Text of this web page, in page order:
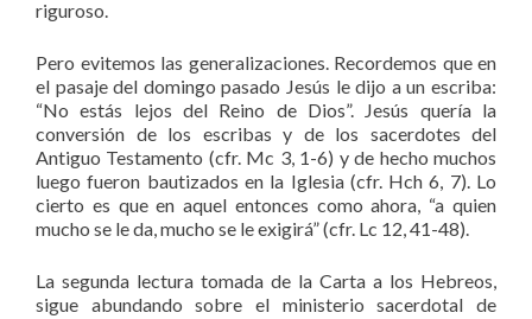
riguroso.
Pero evitemos las generalizaciones. Recordemos que en
el pasaje del domingo pasado Jesús le dijo a un escriba:
“No estás lejos del Reino de Dios”. Jesús quería la
conversión de los escribas y de los sacerdotes del
Antiguo Testamento (cfr. Mc 3, 1-6) y de hecho muchos
luego fueron bautizados en la Iglesia (cfr. Hch 6, 7). Lo
cierto es que en aquel entonces como ahora, “a quien
mucho se le da, mucho se le exigirá” (cfr. Lc 12, 41-48).
La segunda lectura tomada de la Carta a los Hebreos,
sigue abundando sobre el ministerio sacerdotal de